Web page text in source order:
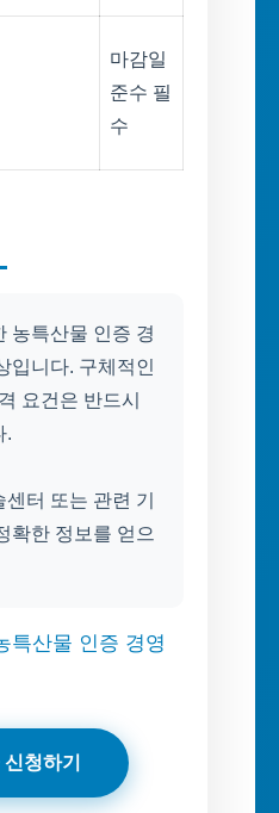
마감일
준수 필
수
농특산물 인증 경
입니다. 구체적인
요건은 반드시
.
터 또는 관련 기
확한 정보를 얻으
특산물 인증 경영
청하기